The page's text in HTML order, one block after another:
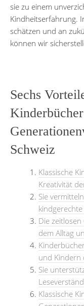
sie zu einem
Kindheitserfahrung.
schätzen und an
können wir
Sechs
Schweiz
Klassische
Kreativität
Sie
kindgerechte
Die
dem Alltag
und Kindern
Sie
Klassische